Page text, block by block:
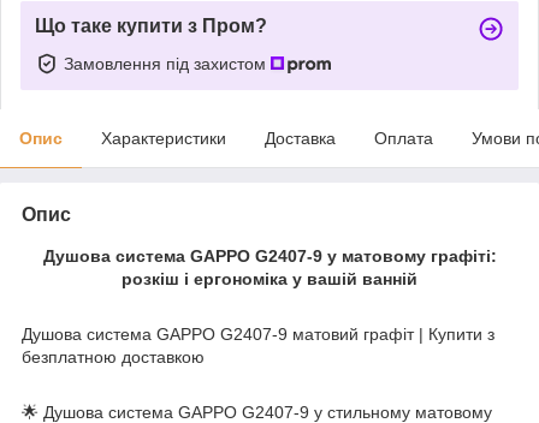
Що таке купити з Пром?
Замовлення під захистом
Опис Характеристики Доставка Оплата Умови
Опис
Душова система GAPPO G2407-9 у матовому графіті:
розкіш і ергономіка у вашій ванній
Душова система GAPPO G2407-9 матовий графіт | Купити з
безплатною доставкою
🌟 Душова система GAPPO G2407-9 у стильному матовому